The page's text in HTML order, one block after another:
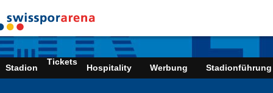
Stadion
Tickets
Hospitality Werbung Stadionführung